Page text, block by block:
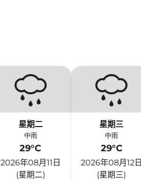
星期二
中雨
29°C
2026年08月11日
(星期二)
星期三
中雨
29°C
2026年08月12日
(星期三)